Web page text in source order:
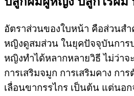
อัตราส่วนของใบหน้า คือส่วนส
หญิงดูสมส่วน ในยุคปัจจุบันการ
หญิงทำได้หลากหลายวิธี ไม่ว่าจ
การเสริมจมูก การเสริมคาง กา
เลื่อนขากรรไกร เป็นต้น แต่นอ